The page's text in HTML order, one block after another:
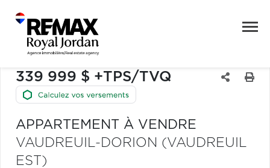
339 999 $ +TPS/TVQ
APPARTEMENT À VENDRE
VAUDREUIL-DORION (VAUDREUIL
EST)